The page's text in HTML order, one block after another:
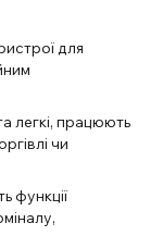
для
легкі, працюють
чи
функції